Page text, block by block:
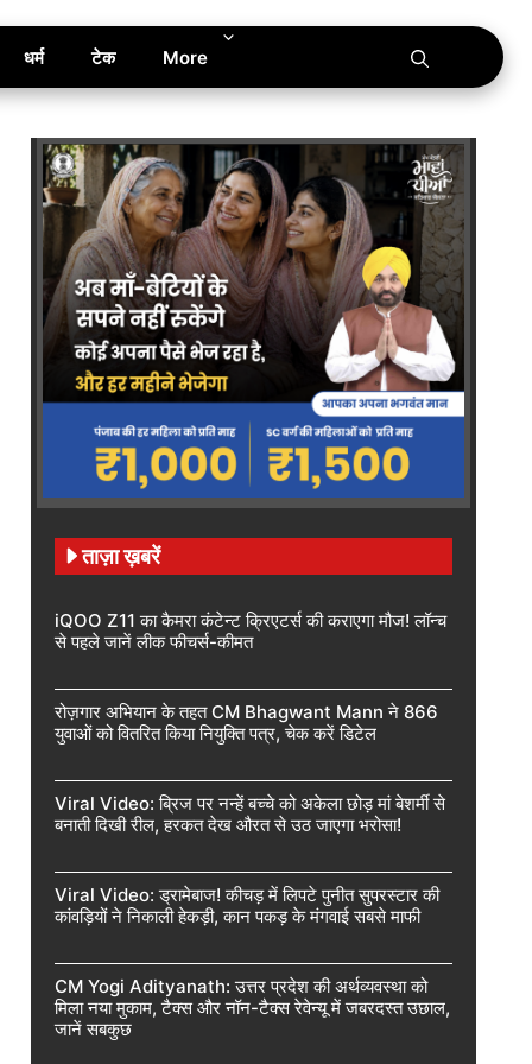
धर्म टेक More
ताज़ा ख़बरें
iQOO Z11 का कैमरा कंटेन्ट क्रिएटर्स की कराएगा मौज! लॉन्च
से पहले जानें लीक फीचर्स-कीमत
रोज़गार अभियान के तहत CM Bhagwant Mann ने 866
युवाओं को वितरित किया नियुक्ति पत्र, चेक करें डिटेल
Viral Video: ब्रिज पर नन्हें बच्चे को अकेला छोड़ मां बेशर्मी से
बनाती दिखी रील, हरकत देख औरत से उठ जाएगा भरोसा!
Viral Video: ड्रामेबाज! कीचड़ में लिपटे पुनीत सुपरस्टार की
कांवड़ियों ने निकाली हेकड़ी, कान पकड़ के मंगवाई सबसे माफी
CM Yogi Adityanath: उत्तर प्रदेश की अर्थव्यवस्था को
मिला नया मुकाम, टैक्स और नॉन-टैक्स रेवेन्यू में जबरदस्त उछाल,
जानें सबकुछ